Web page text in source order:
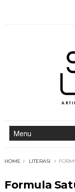
HOME LITERASI
Formula